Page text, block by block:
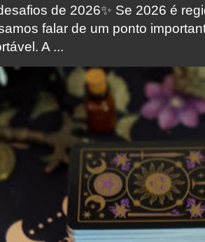
de 2026✨️ Se 2026 é
falar de um ponto
A ...